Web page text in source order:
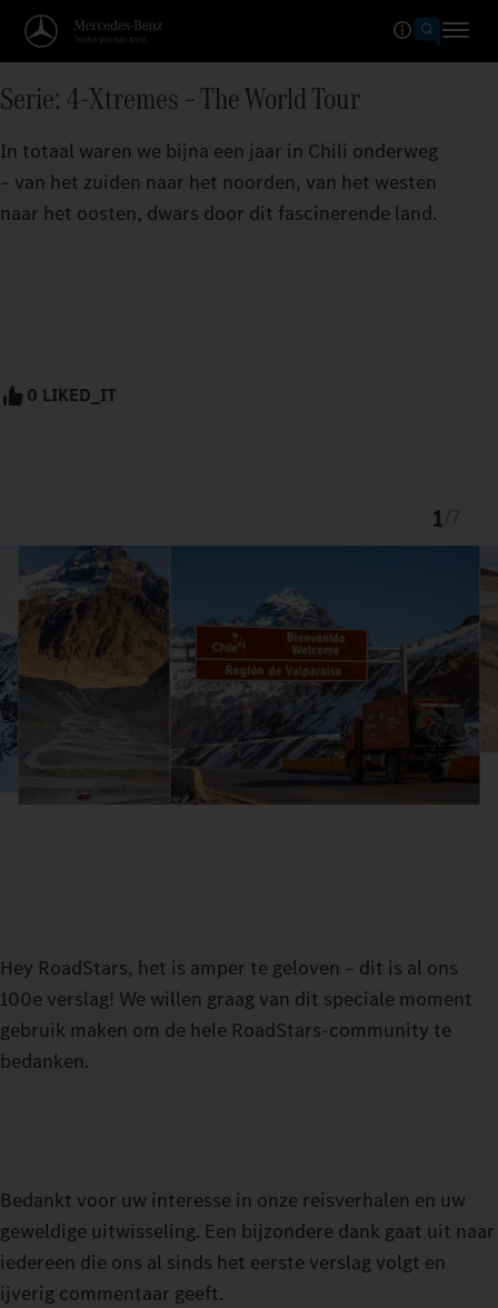
Serie: 4-Xtremes – The World Tour
In totaal waren we bijna een jaar in Chili onderweg
– van het zuiden naar het noorden, van het westen
naar het oosten, dwars door dit fascinerende land.
0 LIKED_IT
1
Hey RoadStars, het is amper te geloven – dit is al ons
100e verslag! We willen graag van dit speciale moment
gebruik maken om de hele RoadStars-community te
bedanken.
Bedankt voor uw interesse in onze reisverhalen en uw
geweldige uitwisseling. Een bijzondere dank gaat uit naar
iedereen die ons al sinds het eerste verslag volgt en
ijverig commentaar geeft.